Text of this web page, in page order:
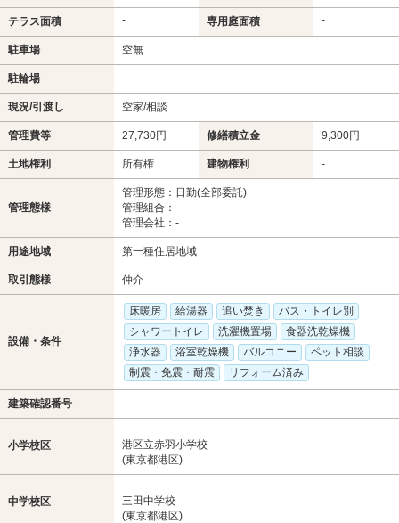
テラス面積 - 専用庭面積 -
駐車場 空無
駐輪場 -
現況/引渡し 空家/相談
管理費等 27,730円 修繕積立金 9,300円
土地権利 所有権 建物権利 -
管理態様
管理形態：日勤(全部委託)
管理組合：-
管理会社：-
用途地域 第一種住居地域
取引態様 仲介
設備・条件
床暖房 給湯器 追い焚き
バス・トイレ別
シャワートイレ
洗濯機置場
食器洗乾燥機
浄水器
浴室乾燥機 バルコニー
ペット相談
制震・免震・耐震
リフォーム済み
建築確認番号
小学校区
港区立赤羽小学校
(東京都港区)
中学校区
三田中学校
(東京都港区)